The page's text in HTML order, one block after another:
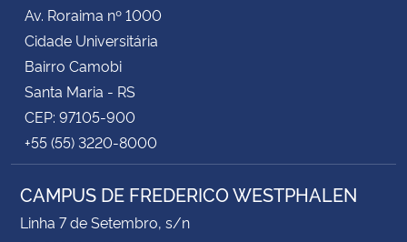
Av. Roraima nº 1000
Cidade Universitária
Bairro Camobi
Santa Maria - RS
CEP: 97105-900
+55 (55) 3220-8000
CAMPUS DE FREDERICO WESTPHALEN
Linha 7 de Setembro, s/n